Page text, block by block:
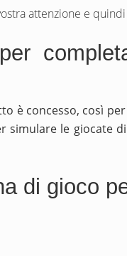
attenzione e
è concesso, così
le giocate
di gioco